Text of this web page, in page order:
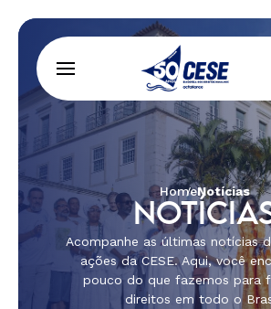
HomeNotícias
Acompanhe as últimas notícias
ações da CESE. Aqui, você
pouco do que fazemos para
direitos em todo o